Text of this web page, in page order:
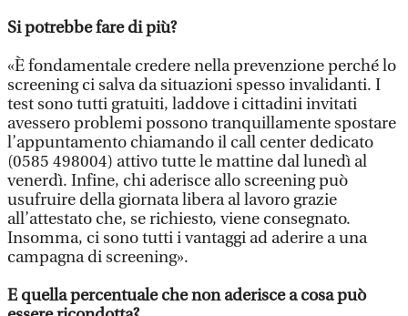
Si potrebbe fare di più?
«È fondamentale credere nella prevenzione perché lo
screening ci salva da situazioni spesso invalidanti. I
test sono tutti gratuiti, laddove i cittadini invitati
avessero problemi possono tranquillamente spostare
l’appuntamento chiamando il call center dedicato
(0585 498004) attivo tutte le mattine dal lunedì al
venerdì. Infine, chi aderisce allo screening può
usufruire della giornata libera al lavoro grazie
all’attestato che, se richiesto, viene consegnato.
Insomma, ci sono tutti i vantaggi ad aderire a una
campagna di screening».
E quella percentuale che non aderisce a cosa può